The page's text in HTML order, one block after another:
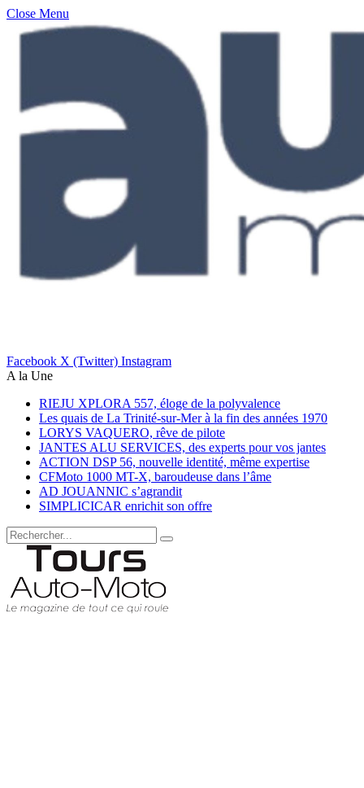
Close Menu
Facebook X (Twitter) Instagram
A la Une
RIEJU XPLORA 557, éloge de la polyvalence
Les quais de La Trinité-sur-Mer à la fin des années 1970
LORYS VAQUERO, rêve de pilote
JANTES ALU SERVICES, des experts pour vos jantes
ACTION DSP 56, nouvelle identité, même expertise
CFMoto 1000 MT-X, baroudeuse dans l’âme
AD JOUANNIC s’agrandit
SIMPLICICAR enrichit son offre